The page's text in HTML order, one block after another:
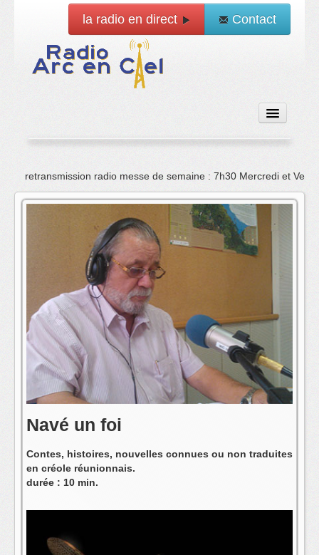
la radio en direct Contact
Accueil
Emissions
La radio
L'équipe
retransmission radio messe de semaine : 7h30 Mercredi et
Navé un foi
Contes, histoires, nouvelles connues ou non traduites
en créole réunionnais.
durée : 10 min.